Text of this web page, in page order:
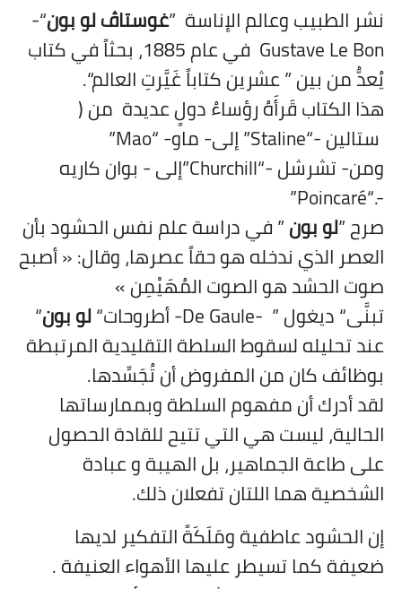
نشر الطبيب وعالم الإناسة ”غوستاڤ لو بون“-
Gustave Le Bon
في عام 1885، بحثاً في كتاب
يُعدُّ من بين ” عشرين كتاباً غَيَّرتِ العالم“.
هذا الكتاب قَرأَهُ رؤساءُ دولٍ عديدة من (
ستالين -“Staline” إلى- ماو- “
Mao
”
ومن- تشرشل -“Churchill”إلى - بوان كاريه
-.“Poincaré”
صرح ”لو بون” في دراسة علم نفس الحشود بأن
العصر الذي ندخله هو حقاً عصرها، وقال:«أصبح
صوت الحشد هو الصوت المُهَيْمِن»
تبنَّى“ ديغول ” -De Gaule-أطروحات“لو بون“
عند تحليله لسقوط السلطة التقليدية المرتبطة
بوظائف كان من المفروض أن تُجَسِّدها.
لقد أدرك أن مفهوم السلطة وبممارساتها
الحالية،ليست هي التي تتيح للقادة الحصول
على طاعة الجماهير، بل الهيبة و عبادة
الشخصية هما اللتان تفعلان ذلك.
إن الحشود عاطفية ومَلَكَةً التفكير لديها
ضعيفة كماتسيطر عليها الأهواء العنيفة .